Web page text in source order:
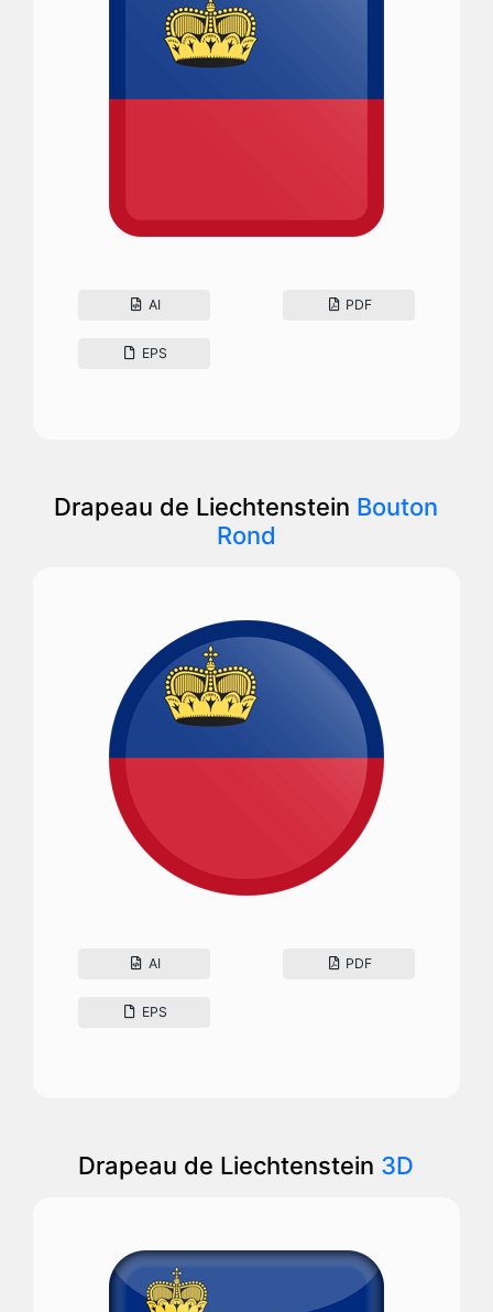
AI PDF
EPS
Drapeau de Liechtenstein Bouton
Rond
AI PDF
EPS
Drapeau de Liechtenstein 3D